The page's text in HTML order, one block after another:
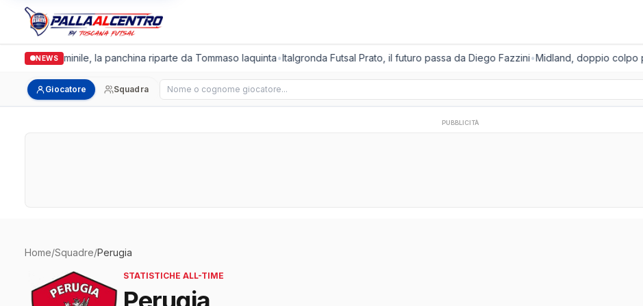
NEWS
Pisa Femminile, la panchina riparte da Tommaso Iaquinta•Italgronda Futsal Prato, il futuro passa da Diego Fazzini•Midland, doppio colpo
Giocatore Squadra Cerca giocatore
PUBBLICITÀ
Home/Squadre/Perugia
STATISTICHE ALL-TIME